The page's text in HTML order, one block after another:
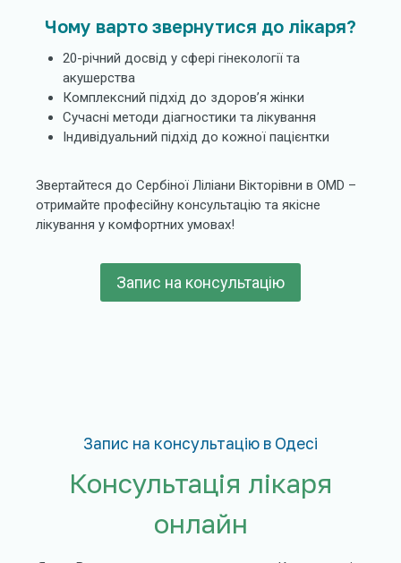
Чому варто звернутися до лікаря?
20-річний досвід у сфері гінекології та
акушерства
Комплексний підхід до здоров’я жінки
Сучасні методи діагностики та лікування
Індивідуальний підхід до кожної пацієнтки
Звертайтеся до Сербіної Ліліани Вікторівни в OMD –
отримайте професійну консультацію та якісне
лікування у комфортних умовах!
Запис на консультацію
Запис на консультацію в Одесі
Консультація лікаря
онлайн